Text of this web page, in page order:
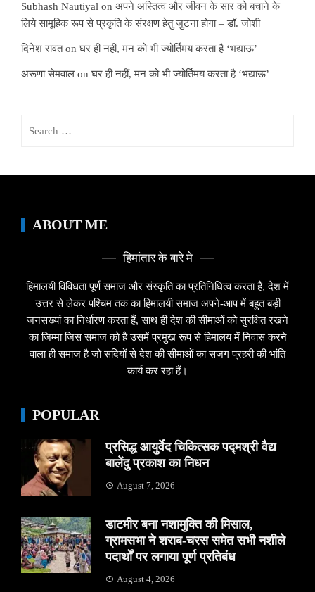
Subhash Nautiyal on अपने अस्तित्व और जीवन के सार को बचाने के
लिये सामूहिक रूप से प्रकृति के संरक्षण हेतु जुटना होगा – डॉ. जोशी
दिनेश रावतonघर ही नहीं, मन को भी ज्योर्तिमय करता है ‘भद्याऊ’
अरूणा सेमवाल onघर ही नहीं, मन को भी ज्योर्तिमय करता है ‘भद्याऊ’
ABOUT ME
हिमांतार के बारे मे
हिमालयी विविधता पूर्ण समाज और संस्कृति का प्रतिनिधित्व करता हैं, देश में
उत्तर से लेकर पश्चिम तक का हिमालयी समाज अपने-आप में बहुत बड़ी
जनसख्यां का निर्धारण करता हैं, साथ ही देश की सीमाओं को सुरक्षित रखने
का जिम्मा जिस समाज को है उसमें प्रमुख रूप से हिमालय में निवास करने
वाला ही समाज है जो सदियों से देश की सीमाओं का सजग प्रहरी की भांति
कार्य कर रहा हैं।
POPULAR
प्रसिद्ध आयुर्वेद चिकित्सक पद्मश्री वैद्य
बालेंदु प्रकाश का निधन
August 7, 2026
डाटमीर बना नशामुक्ति की मिसाल,
ग्रामसभा ने शराब-चरस समेत सभी नशीले
पदार्थों पर लगाया पूर्ण प्रतिबंध
August 4, 2026